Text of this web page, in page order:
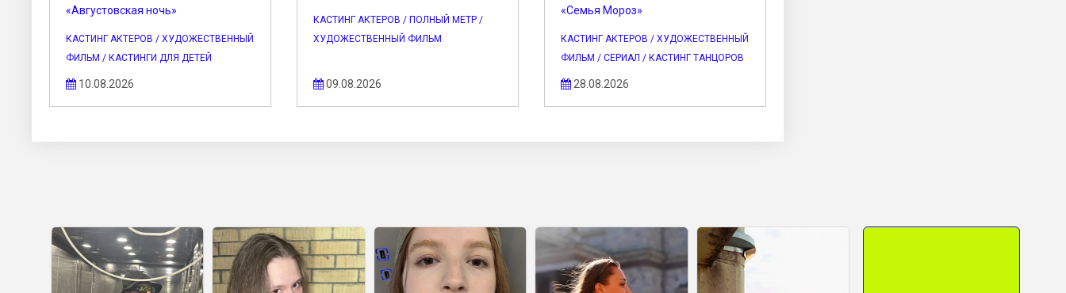
«Августовская ночь»
КАСТИНГ АКТЕРОВ / ХУДОЖЕСТВЕННЫЙ
ФИЛЬМ / КАСТИНГИ ДЛЯ ДЕТЕЙ
10.08.2026
КАСТИНГ АКТЕРОВ / ПОЛНЫЙ МЕТР /
ХУДОЖЕСТВЕННЫЙ ФИЛЬМ
09.08.2026
«Семья Мороз»
КАСТИНГ АКТЕРОВ / ХУДОЖЕСТВЕННЫЙ
ФИЛЬМ / СЕРИАЛ / КАСТИНГ ТАНЦОРОВ
28.08.2026